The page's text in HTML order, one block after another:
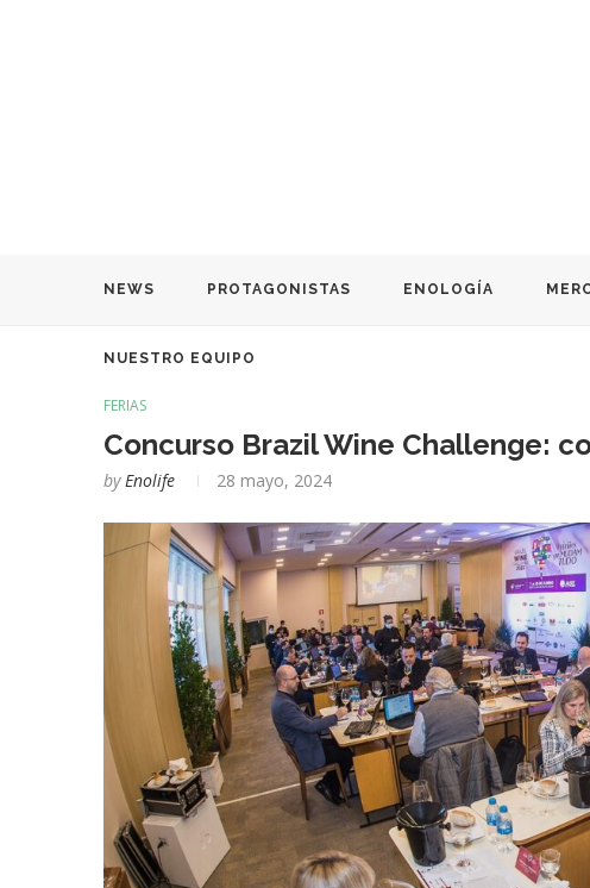
NEWS PROTAGONISTAS ENOLOGÍA
NUESTRO EQUIPO
FERIAS
Concurso Brazil Wine Challenge:
by Enolife 28 mayo, 2024